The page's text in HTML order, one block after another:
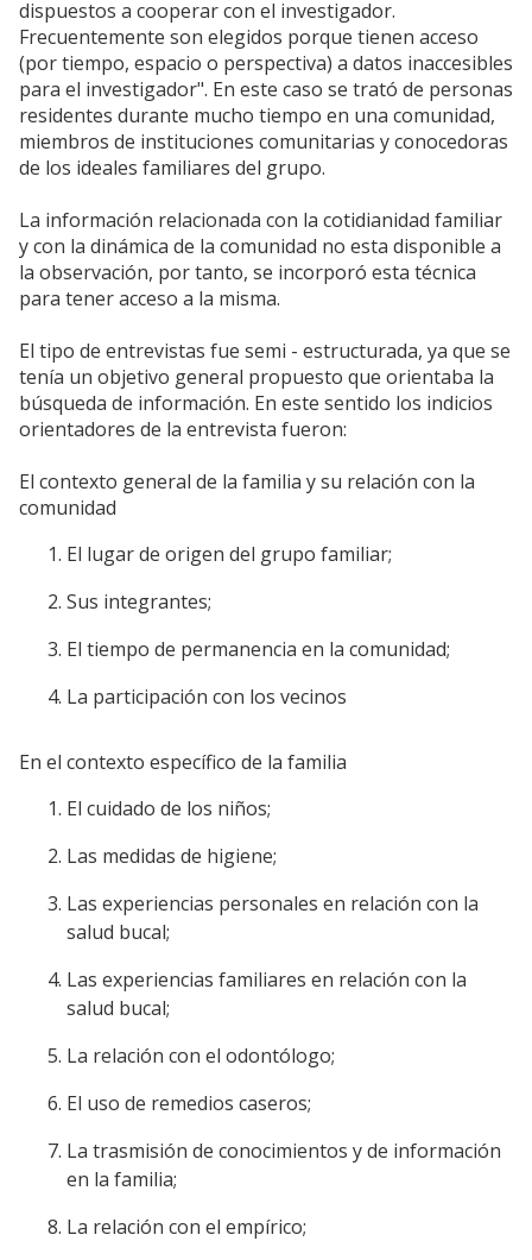
dispuestos a cooperar con el investigador.
Frecuentemente son elegidos porque tienen acceso
(por tiempo, espacio o perspectiva) a datos inaccesibles
para el investigador". En este caso se trató de personas
residentes durante mucho tiempo en una comunidad,
miembros de instituciones comunitarias y conocedoras
de los ideales familiares del grupo.
La información relacionada con la cotidianidad familiar
y con la dinámica de la comunidad no esta disponible a
la observación, por tanto, se incorporó esta técnica
para tener acceso a la misma.
El tipo de entrevistas fue semi - estructurada, ya que se
tenía un objetivo general propuesto que orientaba la
búsqueda de información. En este sentido los indicios
orientadores de la entrevista fueron:
El contexto general de la familia y su relación con la
comunidad
El lugar de origen del grupo familiar;
Sus integrantes;
El tiempo de permanencia en la comunidad;
La participación con los vecinos
En el contexto específico de la familia
El cuidado de los niños;
Las medidas de higiene;
Las experiencias personales en relación con la
salud bucal;
Las experiencias familiares en relación con la
salud bucal;
La relación con el odontólogo;
El uso de remedios caseros;
La trasmisión de conocimientos y de información
en la familia;
La relación con el empírico;